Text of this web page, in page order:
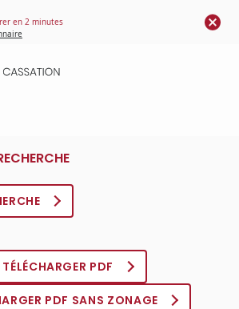
cookies
en 2 minutes
TÉLÉCHARGER PDF
PDF SANS ZONAGE